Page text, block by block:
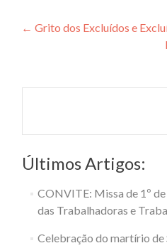
Navegação
Post
← Grito dos Excluídos e
Últimos Artigos:
CONVITE: Missa de 1º
das Trabalhadoras e
Celebração do martírio de